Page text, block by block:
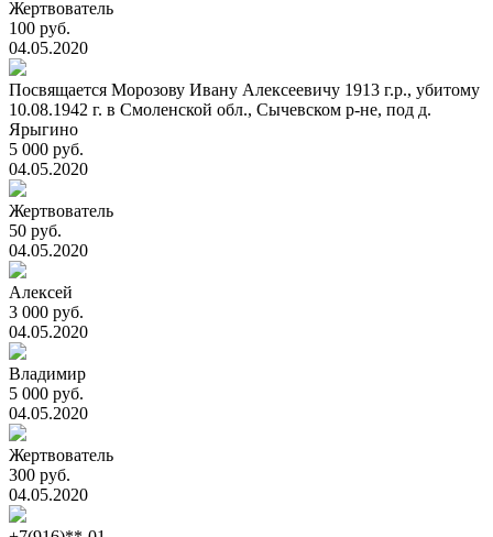
Жертвователь
100 руб.
04.05.2020
Посвящается Морозову Ивану Алексеевичу 1913 г.р., убитому
10.08.1942 г. в Смоленской обл., Сычевском р-не, под д.
Ярыгино
5 000 руб.
04.05.2020
Жертвователь
50 руб.
04.05.2020
Алексей
3 000 руб.
04.05.2020
Владимир
5 000 руб.
04.05.2020
Жертвователь
300 руб.
04.05.2020